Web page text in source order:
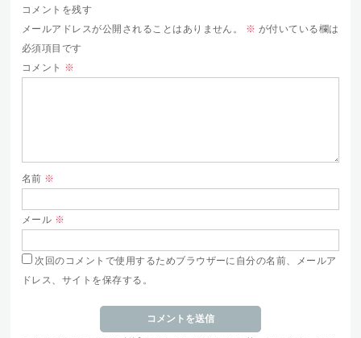
コメントを残す
メールアドレスが公開されることはありません。
※ が付いている欄は
必須項目です
コメント ※
名前 ※
メール ※
次回のコメントで使用するためブラウザーに自分の名前、メールア
ドレス、サイトを保存する。